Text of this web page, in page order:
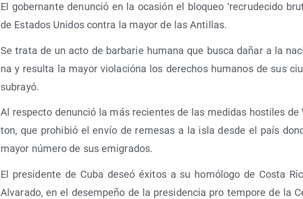
El gober­nan­te denun­ció en la oca­sión el blo­queo ‘recru­de­ci­do
de Esta­dos Uni­dos con­tra la mayor de las Antillas.
Se tra­ta de un acto de bar­ba­rie huma­na que bus­ca dañar a la
na y resul­ta la mayor vio­la­ció­na los dere­chos huma­nos de sus
subrayó.
Al res­pec­to denun­ció la más recien­tes de las medi­das hos­ti­les
ton, que prohi­bió el envío de reme­sas a la isla des­de el país
mayor núme­ro de sus emigrados.
El pre­si­den­te de Cuba deseó éxi­tos a su homó­lo­go de Cos­ta
Alva­ra­do, en el desem­pe­ño de la pre­si­den­cia pro tem­po­re de la